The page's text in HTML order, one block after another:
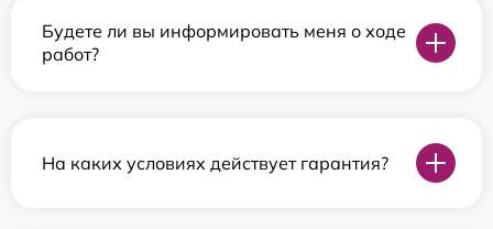
Будете ли вы информировать меня о ходе
работ?
На каких условиях действует гарантия?